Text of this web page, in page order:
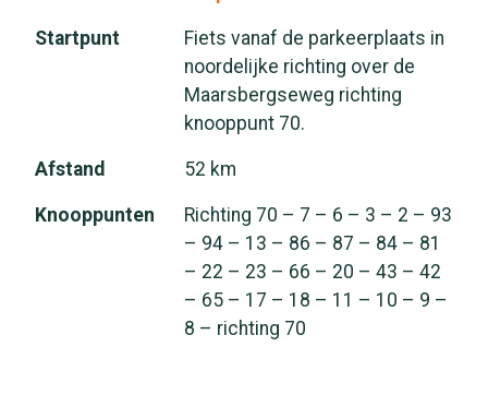
Startpunt
Fiets vanaf de parkeerplaats in
noordelijke richting over de
Maarsbergseweg richting
knooppunt 70.
Afstand 52 km
Knooppunten
Richting 70 – 7 – 6 – 3 – 2 – 93
– 94 – 13 – 86 – 87 – 84 – 81
– 22 – 23 – 66 – 20 – 43 – 42
– 65 – 17 – 18 – 11 – 10 – 9 –
8 – richting 70